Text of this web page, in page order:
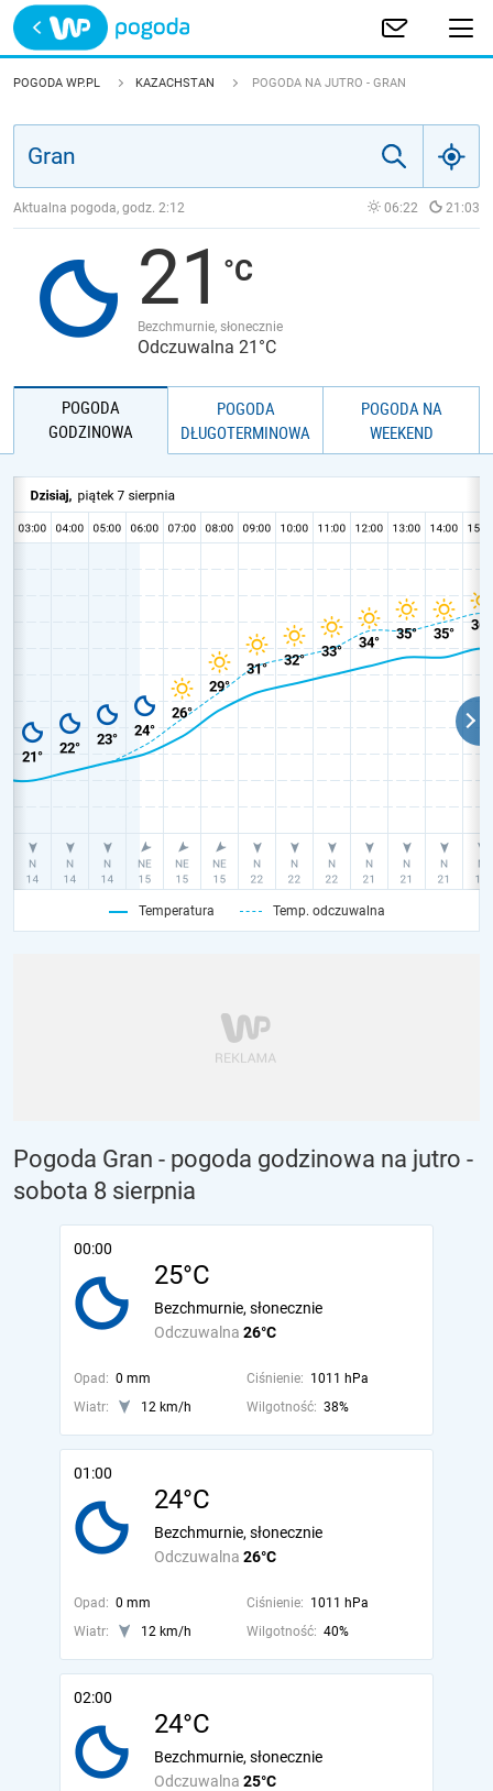
Trwa ładowanie
POLSKA
JAKOŚĆ POWIETRZA
POGODA WP.PL KAZACHSTAN POGODA NA JUTRO - GRAN
Aktualna pogoda, godz. 2:12 06:22 21:03
21
Bezchmurnie, słonecznie
Odczuwalna 21°C
POGODA
GODZINOWA
POGODA
DŁUGOTERMINOWA
POGODA NA
WEEKEND
Temperatura Temp. odczuwalna
Pogoda Gran - pogoda godzinowa na jutro -
sobota 8 sierpnia
00:00
25°C
Odczuwalna 26°C
Bezchmurnie, słonecznie
Opad: 0 mm Ciśnienie: 1011 hPa
Wiatr:
12 km/h Wilgotność: 38%
01:00
24°C
Odczuwalna 26°C
Bezchmurnie, słonecznie
Opad: 0 mm Ciśnienie: 1011 hPa
Wiatr:
12 km/h Wilgotność: 40%
02:00
24°C
Odczuwalna 25°C
Bezchmurnie, słonecznie